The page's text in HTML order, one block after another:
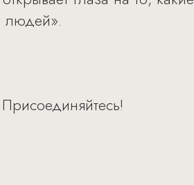
людей».